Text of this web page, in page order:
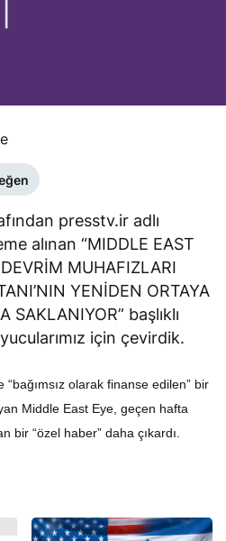
presstv.ir adlı
alınan “MIDDLE EAST
DEVRİM MUHAFIZLARI
YENİDEN ORTAYA
SAKLANIYOR” başlıklı
için çevirdik.
olarak finanse edilen” bir
Middle East Eye, geçen hafta
bir “özel haber” daha çıkardı.